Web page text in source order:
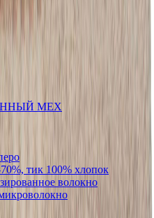
МЕХ
тик 100% хлопок
волокно